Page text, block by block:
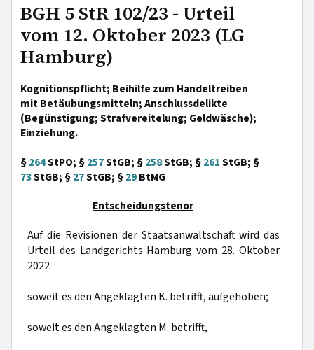
BGH 5 StR 102/23 - Urteil
vom 12. Oktober 2023 (LG
Hamburg)
Kognitionspflicht; Beihilfe zum Handeltreiben
mit Betäubungsmitteln; Anschlussdelikte
(Begünstigung; Strafvereitelung; Geldwäsche);
Einziehung.
§264StPO; §257StGB; §258StGB; §261StGB; §
73StGB; §27StGB; §29BtMG
Entscheidungstenor
Auf die Revisionen der Staatsanwaltschaft wird das
Urteil des Landgerichts Hamburg vom 28. Oktober
2022
soweit es den Angeklagten K. betrifft, aufgehoben;
soweit es den Angeklagten M. betrifft,